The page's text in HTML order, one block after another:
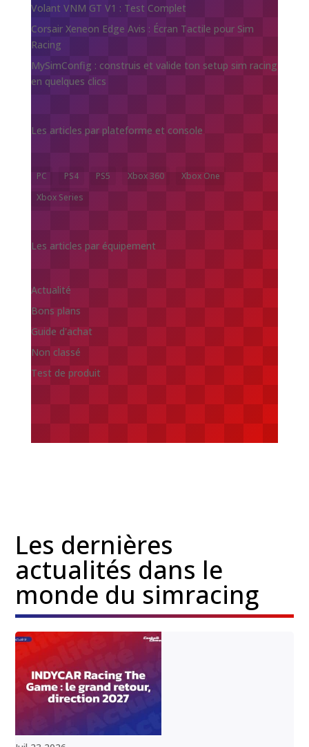
Volant VNM GT V1 : Test Complet
Corsair Xeneon Edge Avis : Écran Tactile pour Sim
Racing
MySimConfig : construis et valide ton setup sim racing
en quelques clics
Les articles par plateforme et console
PC PS4 PS5 Xbox 360
Xbox One
Xbox Series
Les articles par équipement
Actualité
Bons plans
Guide d'achat
Non classé
Test de produit
Les dernières
actualités dans le
monde du simracing